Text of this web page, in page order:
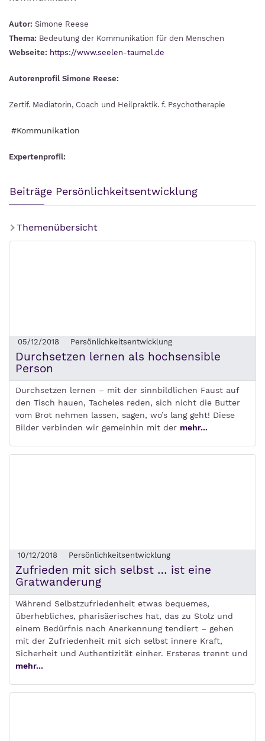
Autor: Simone Reese
Thema: Bedeutung der Kommunikation für den Menschen
Webseite: https://www.seelen-taumel.de
Autorenprofil Simone Reese:
Zertif. Mediatorin, Coach und Heilpraktik. f. Psychotherapie
#Kommunikation
Expertenprofil:
Beiträge Persönlichkeitsentwicklung
Themenübersicht
05/12/2018 Persönlichkeitsentwicklung
Durchsetzen lernen als hochsensible
Person
Durchsetzen lernen – mit der sinnbildlichen Faust auf
den Tisch hauen, Tacheles reden, sich nicht die Butter
vom Brot nehmen lassen, sagen, wo’s lang geht! Diese
Bilder verbinden wir gemeinhin mit der mehr...
10/12/2018 Persönlichkeitsentwicklung
Zufrieden mit sich selbst … ist eine
Gratwanderung
Während Selbstzufriedenheit etwas bequemes,
überhebliches, pharisäerisches hat, das zu Stolz und
einem Bedürfnis nach Anerkennung tendiert – gehen
mit der Zufriedenheit mit sich selbst innere Kraft,
Sicherheit und Authentizität einher. Ersteres trennt und
mehr...